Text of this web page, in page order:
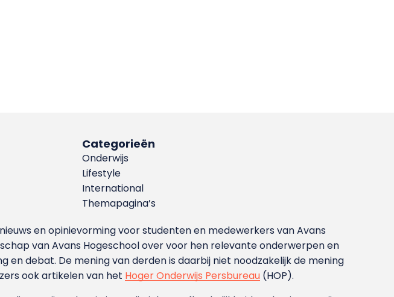
Categorieën
Onderwijs
Lifestyle
International
Themapagina’s
en opinievorming voor studenten en medewerkers van Avans
van Avans Hogeschool over voor hen relevante onderwerpen en
en debat. De mening van derden is daarbij niet noodzakelijk de mening
ook artikelen van het Hoger Onderwijs Persbureau (HOP).